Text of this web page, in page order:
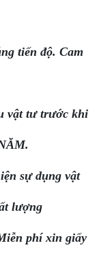
tiến độ. Cam
vật tư trước khi
sự dụng vật
lượng
phí xin giấy